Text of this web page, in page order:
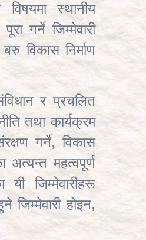
स्थानीय
गर्ने जिम्मेवारी
विकास निर्माण
र प्रचलित
तथा कार्यक्रम
गर्ने, विकास
अत्यन्त महत्वपूर्ण
जिम्मेवारीहरू
जिम्मेवारी होइन,